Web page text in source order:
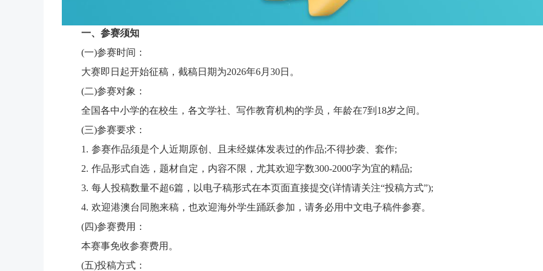
一、参赛须知
(一)参赛时间：
大赛即日起开始征稿，截稿日期为2026年6月30日。
(二)参赛对象：
全国各中小学的在校生，各文学社、写作教育机构的学员，年龄在7到18岁之间。
(三)参赛要求：
1. 参赛作品须是个人近期原创、且未经媒体发表过的作品;不得抄袭、套作;
2. 作品形式自选，题材自定，内容不限，尤其欢迎字数300-2000字为宜的精品;
3. 每人投稿数量不超6篇，以电子稿形式在本页面直接提交(详情请关注“投稿方式”);
4. 欢迎港澳台同胞来稿，也欢迎海外学生踊跃参加，请务必用中文电子稿件参赛。
(四)参赛费用：
本赛事免收参赛费用。
(五)投稿方式：